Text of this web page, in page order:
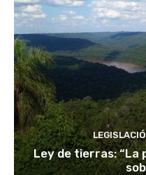
Ley de tierras: “La